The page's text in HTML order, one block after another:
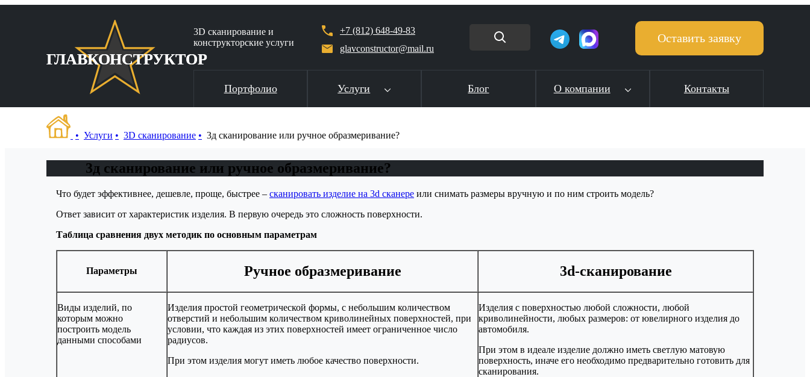
ГЛАВКОНСТРУКТОР
3D сканирование и
конструкторские услуги
Портфолио Услуги Блог О компании Контакты
+7 (812) 648-49-83
glavconstructor@mail.ru
Оставить заявку
Услуги 3D сканирование 3д сканирование или ручное образмеривание?
3д сканирование или ручное образмеривание?
Что будет эффективнее, дешевле, проще, быстрее – сканировать изделие на 3d сканере или снимать размеры вручную и по ним строить модель?
Ответ зависит от характеристик изделия. В первую очередь это сложность поверхности.
Таблица сравнения двух методик по основным параметрам
Параметры Ручное образмеривание 3d-сканирование
Виды изделий, по
которым можно
построить модель
данными способами
Изделия простой геометрической формы, с небольшим количеством
отверстий и небольшим количеством криволинейных поверхностей, при
условии, что каждая из этих поверхностей имеет ограниченное число
радиусов.
При этом изделия могут иметь любое качество поверхности.
Изделия с поверхностью любой сложности, любой
криволинейности, любых размеров: от ювелирного изделия до
автомобиля.
При этом в идеале изделие должно иметь светлую матовую
поверхность, иначе его необходимо предварительно готовить для
сканирования.